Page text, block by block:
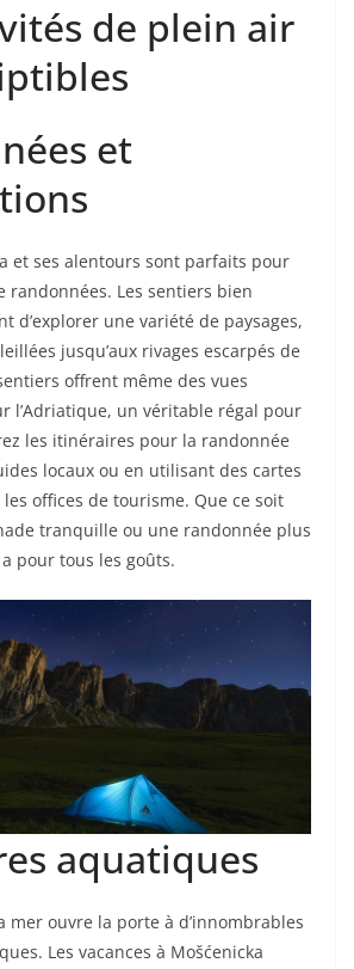
de plein air
et
et ses alentours sont parfaits pour
randonnées. Les sentiers bien
d’explorer une variété de paysages,
jusqu’aux rivages escarpés de
offrent même des vues
l’Adriatique, un véritable régal pour
les itinéraires pour la randonnée
locaux ou en utilisant des cartes
offices de tourisme. Que ce soit
tranquille ou une randonnée plus
pour tous les goûts.
aquatiques
mer ouvre la porte à d’innombrables
Les vacances à Mošćenicka